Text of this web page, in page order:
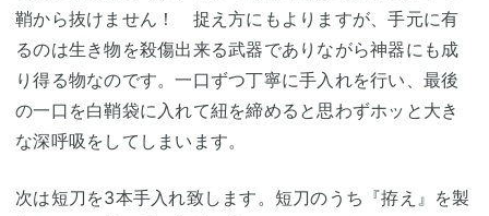
鞘から抜けません！ 捉え方にもよりますが、手元に有
るのは生き物を殺傷出来る武器でありながら神器にも成
り得る物なのです。一口ずつ丁寧に手入れを行い、最後
の一口を白鞘袋に入れて紐を締めると思わずホッと大き
な深呼吸をしてしまいます。
次は短刀を3本手入れ致します。短刀のうち『拵え』を製